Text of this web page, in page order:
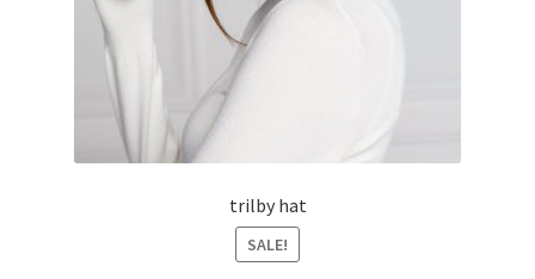
trilby hat
SALE!